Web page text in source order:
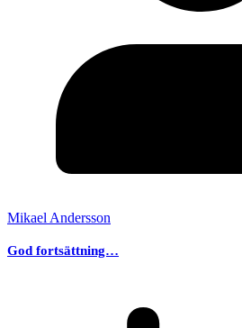
Mikael Andersson
God fortsättning…